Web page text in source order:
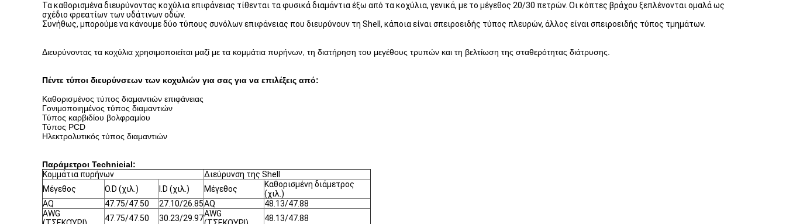
Τα καθορισμένα διευρύνοντας κοχύλια επιφάνειας τίθενται τα φυσικά διαμάντια έξω από τα κοχύλια, γενικά, με το μέγεθος 20/30 πετρών. Οι κόπτες βράχου ξεπλένονται ομαλά ως
σχέδιο φρεατίων των υδάτινων οδών.
Συνήθως, μπορούμε να κάνουμε δύο τύπους συνόλων επιφάνειας που διευρύνουν τη Shell, κάποια είναι σπειροειδής τύπος πλευρών, άλλος είναι σπειροειδής τύπος τμημάτων.
Διευρύνοντας τα κοχύλια χρησιμοποιείται μαζί με τα κομμάτια πυρήνων, τη διατήρηση του μεγέθους τρυπών και τη βελτίωση της σταθερότητας διάτρυσης.
Πέντε τύποι διευρύνσεων των κοχυλιών για σας για να επιλέξεις από:
Καθορισμένος τύπος διαμαντιών επιφάνειας
Γονιμοποιημένος τύπος διαμαντιών
Τύπος καρβιδίου βολφραμίου
Τύπος PCD
Ηλεκτρολυτικός τύπος διαμαντιών
Παράμετροι Technicial:
Κομμάτια πυρήνων
Διεύρυνση της Shell
Μέγεθος
O.D (χιλ.) I.D (χιλ.) Μέγεθος
Καθορισμένη διάμετρος
(χιλ.)
AQ
47.75/47.50 27.10/26.85AQ
48.13/47.88
AWG
47.75/47.50 30.23/29.97AWG
48.13/47.88